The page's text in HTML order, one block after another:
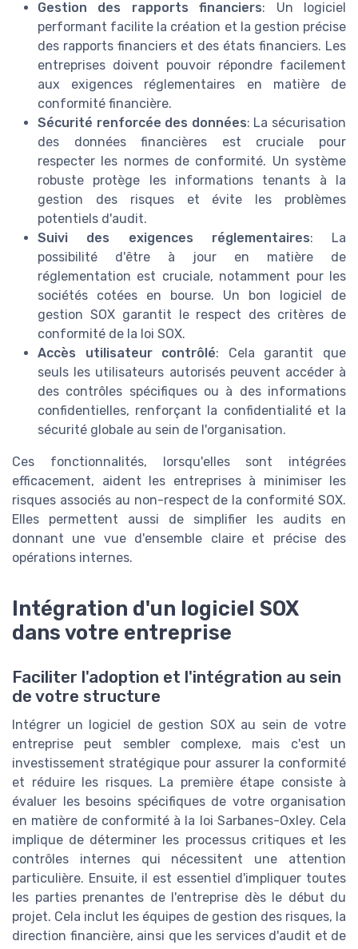
Gestion des rapports financiers: Un logiciel
performant facilite la création et la gestion précise
des rapports financiers et des états financiers. Les
entreprises doivent pouvoir répondre facilement
aux exigences réglementaires en matière de
conformité financière.
Sécurité renforcée des données: La sécurisation
des données financières est cruciale pour
respecter les normes de conformité. Un système
robuste protège les informations tenants à la
gestion des risques et évite les problèmes
potentiels d'audit.
Suivi des exigences réglementaires: La
possibilité d'être à jour en matière de
réglementation est cruciale, notamment pour les
sociétés cotées en bourse. Un bon logiciel de
gestion SOX garantit le respect des critères de
conformité de la loi SOX.
Accès utilisateur contrôlé: Cela garantit que
seuls les utilisateurs autorisés peuvent accéder à
des contrôles spécifiques ou à des informations
confidentielles, renforçant la confidentialité et la
sécurité globale au sein de l'organisation.
Ces fonctionnalités, lorsqu'elles sont intégrées
efficacement, aident les entreprises à minimiser les
risques associés au non-respect de la conformité SOX.
Elles permettent aussi de simplifier les audits en
donnant une vue d'ensemble claire et précise des
opérations internes.
Intégration d'un logiciel SOX
dans votre entreprise
Faciliter l'adoption et l'intégration au sein
de votre structure
Intégrer un logiciel de gestion SOX au sein de votre
entreprise peut sembler complexe, mais c'est un
investissement stratégique pour assurer la conformité
et réduire les risques. La première étape consiste à
évaluer les besoins spécifiques de votre organisation
en matière de conformité à la loi Sarbanes-Oxley. Cela
implique de déterminer les processus critiques et les
contrôles internes qui nécessitent une attention
particulière. Ensuite, il est essentiel d'impliquer toutes
les parties prenantes de l'entreprise dès le début du
projet. Cela inclut les équipes de gestion des risques, la
direction financière, ainsi que les services d'audit et de